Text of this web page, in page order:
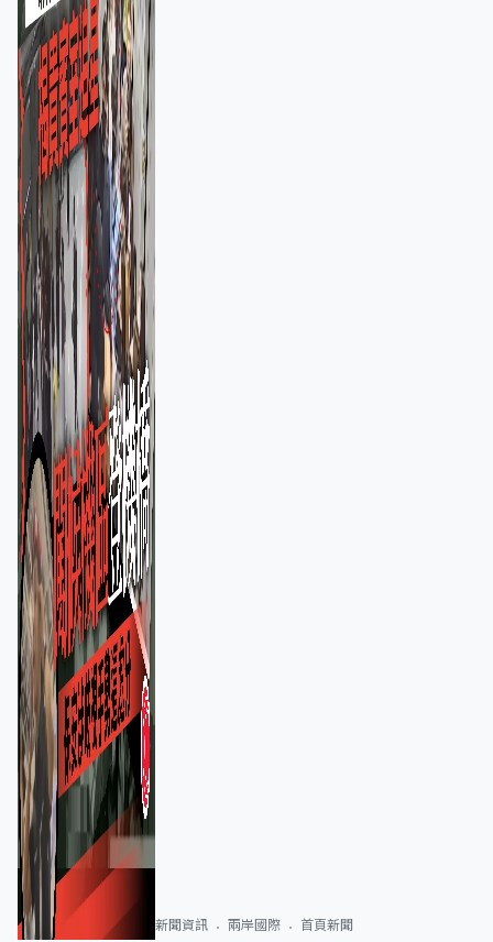
新聞資訊 兩岸國際 首頁新聞